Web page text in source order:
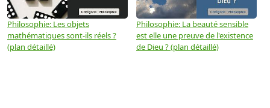
Philosophie: Les objets
mathématiques sont-ils réels ?
(plan détaillé)
Philosophie: La beauté sensible
est elle une preuve de l'existence
de Dieu ? (plan détaillé)